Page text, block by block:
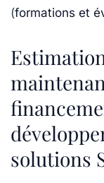
(formations et
solutions